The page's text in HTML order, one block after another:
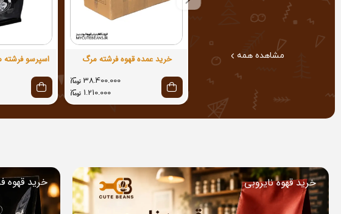
مشاهده همه خرید عمده قهوه فرشته مرگ
38.400.000
1.210.000
اسپرسو فرشته مرگ
خرید قهوه نایروبی خرید قهوه